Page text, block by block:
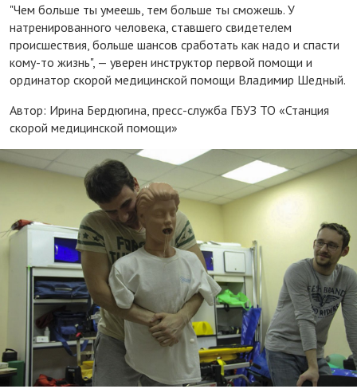
"Чем больше ты умеешь, тем больше ты сможешь. У
натренированного человека, ставшего свидетелем
происшествия, больше шансов сработать как надо и спасти
кому-то жизнь", — уверен инструктор первой помощи и
ординатор скорой медицинской помощи Владимир Шедный.
Автор: Ирина Бердюгина, пресс-служба ГБУЗ ТО «Станция
скорой медицинской помощи»